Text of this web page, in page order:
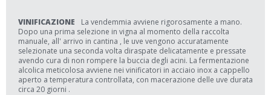
VINIFICAZIONE
La vendemmia avviene rigorosamente a mano.
Dopo una prima selezione in vigna al momento della raccolta
manuale, all' arrivo in cantina , le uve vengono accuratamente
selezionate una seconda volta diraspate delicatamente e pressate
avendo cura di non rompere la buccia degli acini. La fermentazione
alcolica meticolosa avviene nei vinificatori in acciaio inox a cappello
aperto a temperatura controllata, con macerazione delle uve durata
circa 20 giorni .